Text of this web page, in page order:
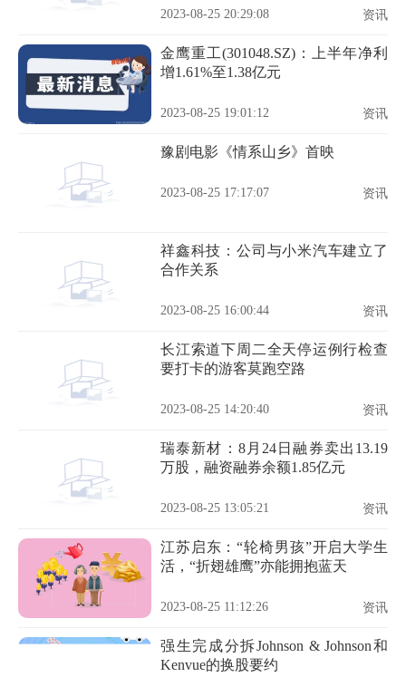
2023-08-25 20:29:08 资讯
金鹰重工(301048.SZ)：上半年净利
增1.61%至1.38亿元
2023-08-25 19:01:12 资讯
豫剧电影《情系山乡》首映
2023-08-25 17:17:07 资讯
祥鑫科技：公司与小米汽车建立了
合作关系
2023-08-25 16:00:44 资讯
长江索道下周二全天停运例行检查
要打卡的游客莫跑空路
2023-08-25 14:20:40 资讯
瑞泰新材：8月24日融券卖出13.19
万股，融资融券余额1.85亿元
2023-08-25 13:05:21 资讯
江苏启东：“轮椅男孩”开启大学生
活，“折翅雄鹰”亦能拥抱蓝天
2023-08-25 11:12:26 资讯
强生完成分拆Johnson & Johnson和
Kenvue的换股要约